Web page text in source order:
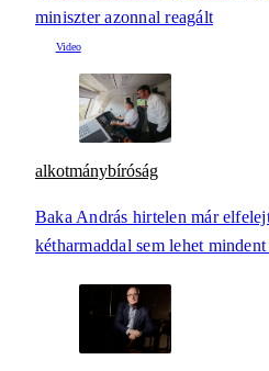
miniszter azonnal reagált
alkotmánybíróság
Baka András hirtelen már
kétharmaddal sem lehet